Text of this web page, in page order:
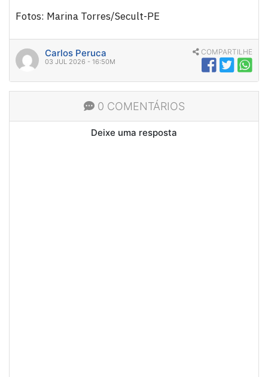
Fotos: Marina Torres/Secult-PE
Carlos Peruca
03 JUL 2026 - 16:50M
COMPARTILHE
0 COMENTÁRIOS
Deixe uma resposta